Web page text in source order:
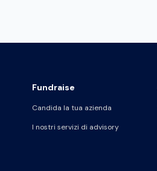
Fundraise
Candida la tua azienda
I nostri servizi di advisory